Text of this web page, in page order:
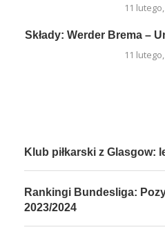
11
Składy: Werder Brema –
11
Klub piłkarski z Glasgow:
Rankingi Bundesliga:
2023/2024